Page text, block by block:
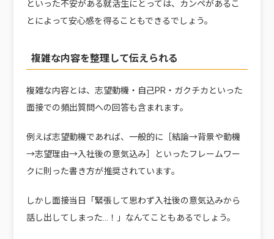
といった不安がある就活生にとっては、カンペがあるこ
とによって安心感を得ることもできるでしょう。
複雑な内容を整理して伝えられる
複雑な内容とは、志望動機・自己PR・ガクチカといった
面接での頻出質問への回答も含まれます。
例えば志望動機であれば、一般的に［結論→背景や動機
→志望理由→入社後の意気込み］といったフレームワー
クに則った書き方が推奨されています。
しかし面接当日「緊張して思わず入社後の意気込みから
話し出してしまった…！」なんてこともあるでしょう。